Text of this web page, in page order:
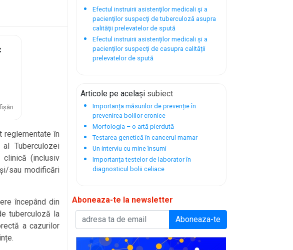
în
Tuberculozei
clinică (inclusiv
sau modificări
începând din
tuberculoză la
a cazurilor
Efectul instruirii asistenţilor medicali şi a
pacienţilor suspecţi de tuberculoză asupra
calităţii prelevatelor de spută
Efectul instruirii asistenților medicali și a
pacienților suspecți de casupra calității
prelevatelor de spută
Articole pe același subiect
Importanța măsurilor de prevenție în
prevenirea bolilor cronice
Morfologia – o artă pierdută
Testarea genetică în cancerul mamar
Un interviu cu mine însumi
Importanța testelor de laborator în
diagnosticul bolii celiace
Aboneaza-te la newsletter
Aboneaza-te